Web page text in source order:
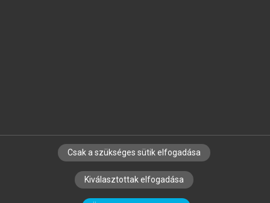
SZERZŐKNEK CÉGEKNEK KÖNYVTÁROSOKNAK
SZERKESZTÉSI ÉS LEKTORÁLÁSI ALAPELVEK
Csak a szükséges sütik elfogadása
Kiválasztottak elfogadása